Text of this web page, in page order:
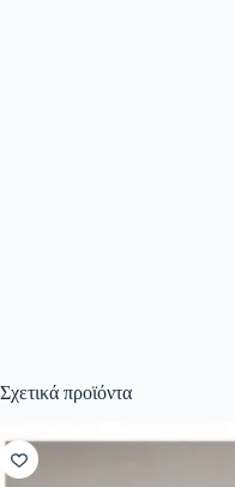
Σχετικά προϊόντα